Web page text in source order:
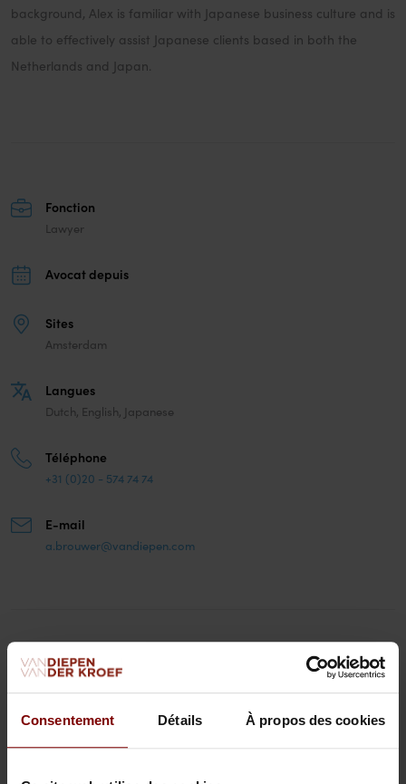
Consentement Détails À propos des cookies
background, Alex is familiar with Japanese business culture and is
able to effectively assist Japanese clients based in both the
Netherlands and Japan.
Fonction
Lawyer
Avocat depuis
Sites
Amsterdam
Langues
Dutch, English, Japanese
Téléphone
+31 (0)20 - 574 74 74
E-mail
a.brouwer@vandiepen.com
Education